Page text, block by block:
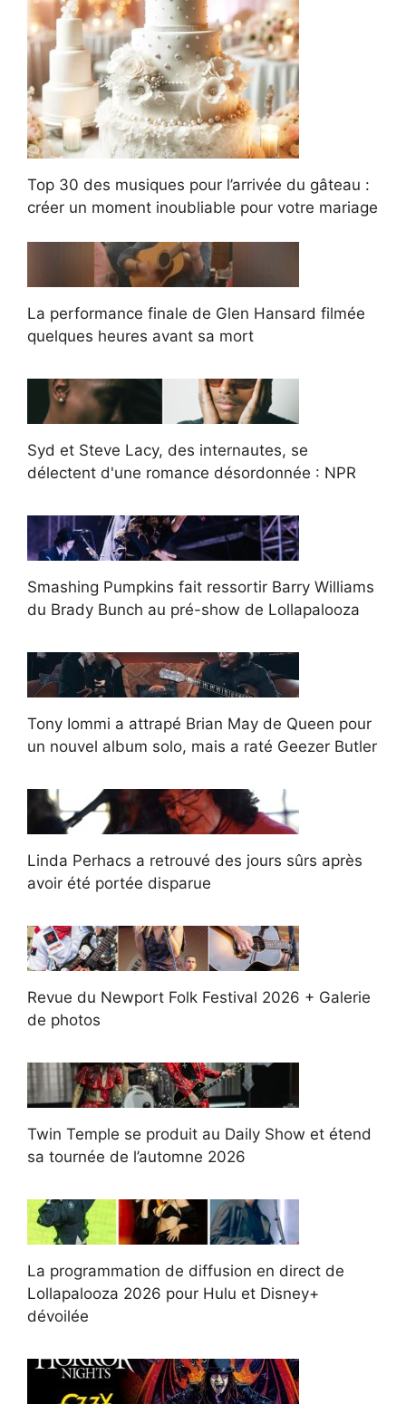
Top 30 des musiques pour l’arrivée du gâteau :
créer un moment inoubliable pour votre mariage
La performance finale de Glen Hansard filmée
quelques heures avant sa mort
Syd et Steve Lacy, des internautes, se
délectent d'une romance désordonnée : NPR
Smashing Pumpkins fait ressortir Barry Williams
du Brady Bunch au pré-show de Lollapalooza
Tony Iommi a attrapé Brian May de Queen pour
un nouvel album solo, mais a raté Geezer Butler
Linda Perhacs a retrouvé des jours sûrs après
avoir été portée disparue
Revue du Newport Folk Festival 2026 + Galerie
de photos
Twin Temple se produit au Daily Show et étend
sa tournée de l’automne 2026
La programmation de diffusion en direct de
Lollapalooza 2026 pour Hulu et Disney+
dévoilée